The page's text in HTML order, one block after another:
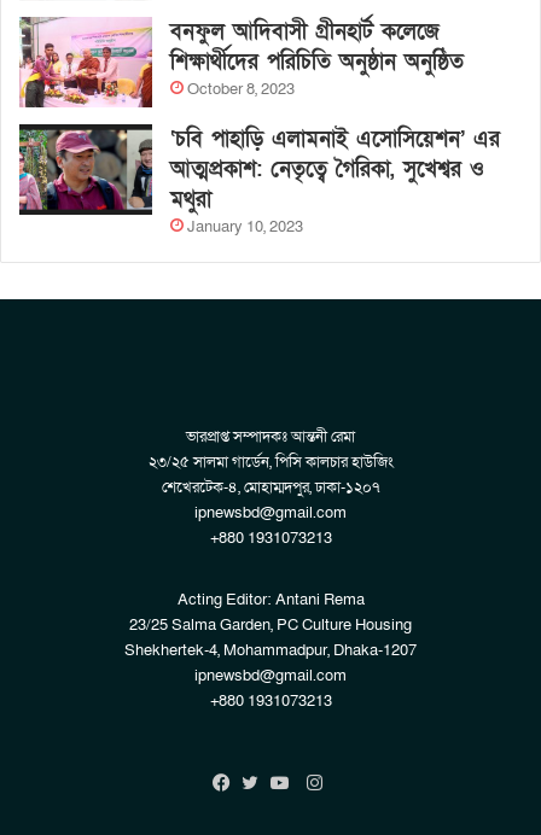
বনফুল আদিবাসী গ্রীনহার্ট কলেজে
শিক্ষার্থীদের পরিচিতি অনুষ্ঠান অনুষ্ঠিত
October 8, 2023
‘চবি পাহাড়ি এলামনাই এসোসিয়েশন’ এর
আত্মপ্রকাশ: নেতৃত্বে গৈরিকা, সুখেশ্বর ও
মথুরা
January 10, 2023
ভারপ্রাপ্ত সম্পাদকঃ আন্তনী রেমা
২৩/২৫ সালমা গার্ডেন, পিসি কালচার হাউজিং
শেখেরটেক-৪, মোহাম্মদপুর, ঢাকা-১২০৭
ipnewsbd@gmail.com
+880 1931073213
Acting Editor: Antani Rema
23/25 Salma Garden, PC Culture Housing
Shekhertek-4, Mohammadpur, Dhaka-1207
ipnewsbd@gmail.com
+880 1931073213
Instagram